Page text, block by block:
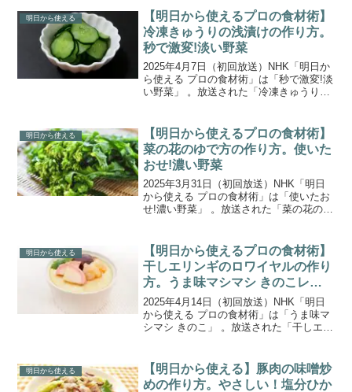
イデア満載のパン弁当。見た目の華やか
さと時短を両立...
明日から使える
【明日から使えるプロの食材術】
冷凍きゅうりの浅漬けの作り方。
秒で激変!淡い野菜
2025年4月7日（初回放送）NHK「明日か
ら使える プロの食材術」は「秒で激変!淡
い野菜」 。放送された「冷凍きゅうりの
は、驚きのテクニックが続々登場。いつ
もの野菜が...
明日から使える
【明日から使えるプロの食材術】
菜の花のゆで方の作り方。使いた
おせ!濃い野菜
2025年3月31日（初回放送）NHK「明日
から使える プロの食材術」は「使いたお
せ!濃い野菜」 。放送された「菜の花のゆ
いしく食べられる⁉ 今回の「プロの食材
術」は“...
明日から使える
【明日から使えるプロの食材術】
干しエリンギのロワイヤルの作り
方。うま味マシマシ きのこレシ
ピ
2025年4月14日（初回放送）NHK「明日
から使える プロの食材術」は「うま味マ
シマシ きのこ」 。放送された「干しエリ
合！今回は、食物学の専門家フレンチシ
ェフが教える...
明日から使える
【明日から使える】豚肉の味噌炒
めの作り方。やさしい！塩分ひか